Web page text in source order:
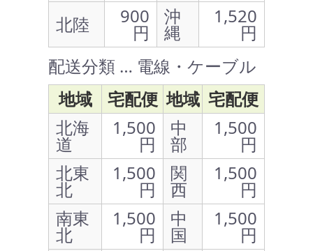
北陸
900
円
沖
縄
1,520
円
配送分類 … 電線・ケーブル
地域
宅配便 地域 宅配便
北海
道
1,500
円
中
部
1,500
円
北東
北
1,500
円
関
西
1,500
円
南東
北
1,500
円
中
国
1,500
円